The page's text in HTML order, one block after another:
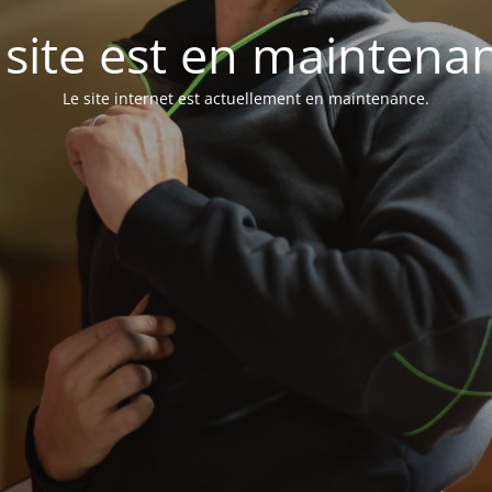
est en
Le site internet est actuellement en maintenance.